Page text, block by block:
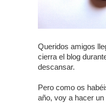
Queridos amigos
cierra el blog
descansar.
Pero como os
año, voy a hacer